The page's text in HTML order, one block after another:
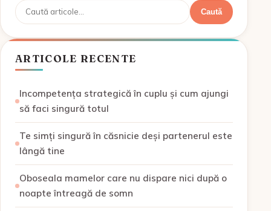
Caută Caută
ARTICOLE RECENTE
Incompetența strategică în cuplu și cum ajungi
să faci singură totul
Te simți singură în căsnicie deși partenerul este
lângă tine
Oboseala mamelor care nu dispare nici după o
noapte întreagă de somn